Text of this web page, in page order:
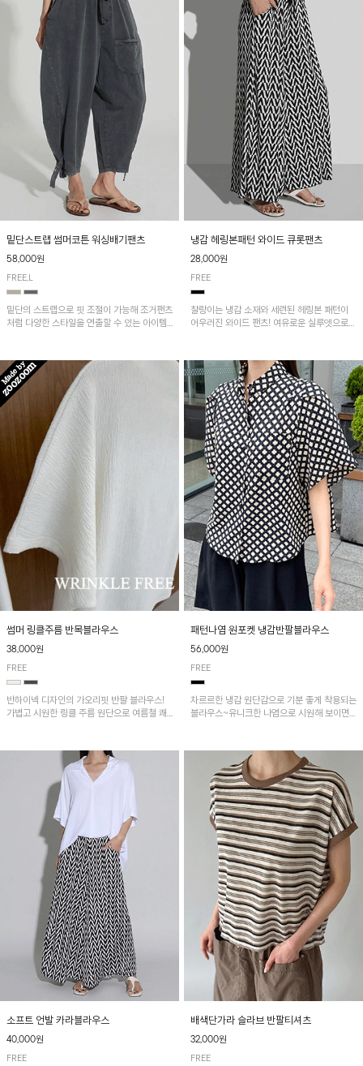
밑단스트랩 썸머코튼 워싱배기팬츠
58,000원
FREE,L
밑단의 스트랩으로 핏 조절이 가능해 조거팬츠
처럼 다양한 스타일을 연출할 수 있는 아이템!
냉감 헤링본패턴 와이드 큐롯팬츠
28,000원
FREE
찰랑이는 냉감 소재와 세련된 헤링본 패턴이
어우러진 와이드 팬츠! 여유로운 실루엣으로
다.
썸머 링클주름 반목블라우스
38,000원
FREE
반하이넥 디자인의 가오리핏 반팔 블라우스!
가볍고 시원한 링클 주름 원단으로 여름철 쾌
패턴나염 원포켓 냉감반팔블라우스
56,000원
FREE
차르르한 냉감 원단감으로 기분 좋게 착용되는
블라우스~유니크한 나염으로 시원해 보이면
소프트 언발 카라블라우스
40,000원
FREE
배색단가라 슬라브 반팔티셔츠
32,000원
FREE